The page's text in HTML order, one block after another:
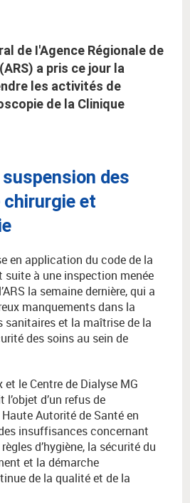
de I'Agence Régionale de
a pris ce jour la
les activités de
de la Clinique
des
et
en application du code de la
suite à une inspection menée
la semaine dernière, qui a
manquements dans la
sanitaires et la maîtrise de la
des soins au sein de
et le Centre de Dialyse MG
d’un refus de
Autorité de Santé en
insuffisances concernant
d’hygiène, la sécurité du
et la démarche
de la qualité et de la